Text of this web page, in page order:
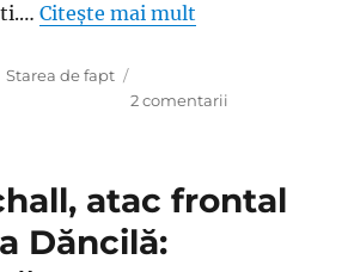
Citește mai mult
Categorii
Starea de fapt
2 comentarii
iluziile
atac frontal
Dăncilă: